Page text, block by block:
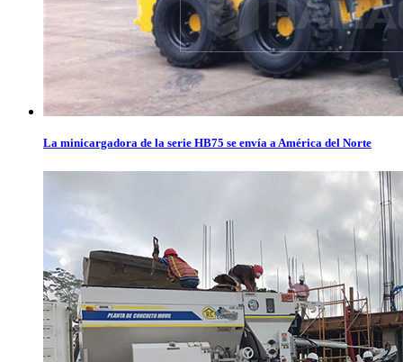
La minicargadora de la serie HB75 se envía a América del Norte